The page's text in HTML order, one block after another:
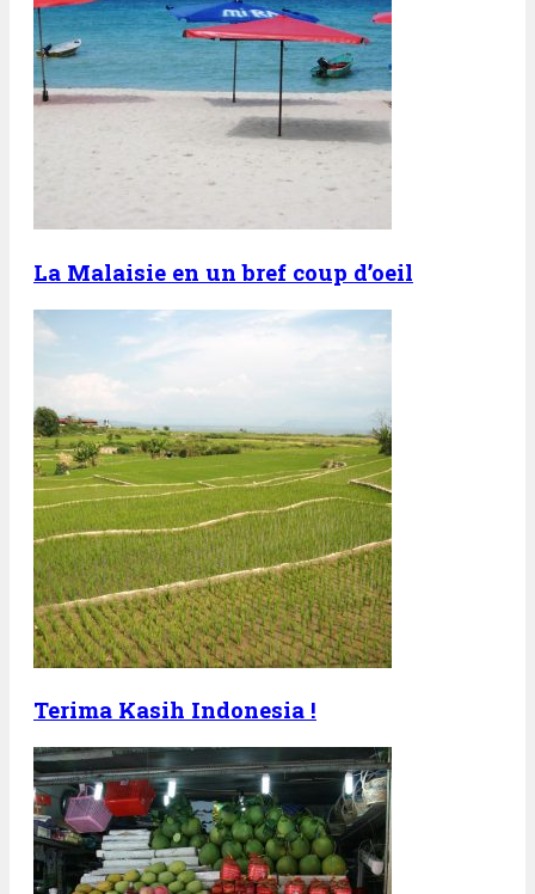
La Malaisie en un bref coup d’oeil
Terima Kasih Indonesia !